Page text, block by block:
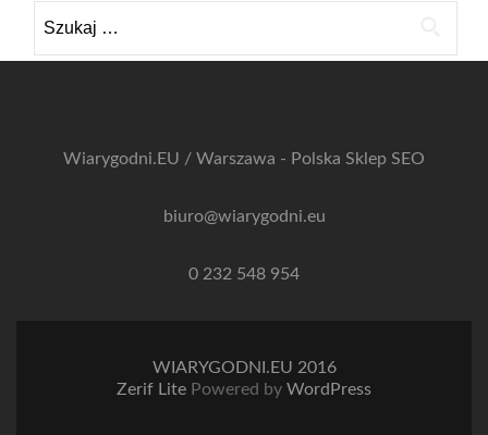
Wiarygodni.EU / Warszawa - Polska Sklep SEO
biuro@wiarygodni.eu
0 232 548 954
WIARYGODNI.EU 2016
Zerif Lite Powered by WordPress